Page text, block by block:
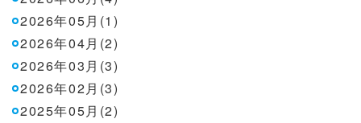
2026年05月(1)
2026年04月(2)
2026年03月(3)
2026年02月(3)
2025年05月(2)